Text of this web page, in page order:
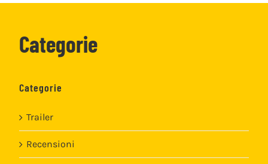
Categorie
Categorie
Trailer
Recensioni